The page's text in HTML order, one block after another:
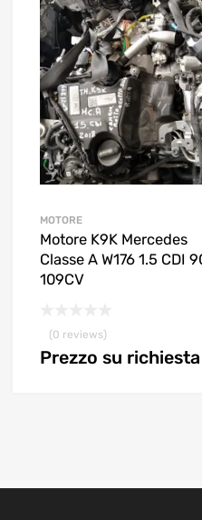
MOTORE
Motore K9K Mercedes
Classe A W176 1.5 CDI
109CV
(0 reviews)
Prezzo su richiesta